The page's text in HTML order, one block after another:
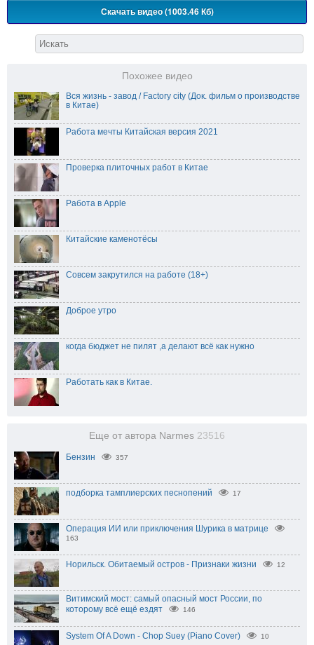
Скачать видео (1003.46 Кб)
Похожее видео
Вся жизнь - завод / Factory city (Док. фильм о производстве
в Китае)
Работа мечты Китайская версия 2021
Проверка плиточных работ в Китае
Работа в Apple
Китайские каменотёсы
Совсем закрутился на работе (18+)
Доброе утро
когда бюджет не пилят ,а делают всё как нужно
Работать как в Китае.
Еще от автора Narmes 23516
Бензин 357
подборка тамплиерских песнопений 17
Операция ИИ или приключения Шурика в матрице
163
Норильск. Обитаемый остров - Признаки жизни 12
Витимский мост: самый опасный мост России, по
которому всё ещё ездят
146
System Of A Down - Chop Suey (Piano Cover) 10